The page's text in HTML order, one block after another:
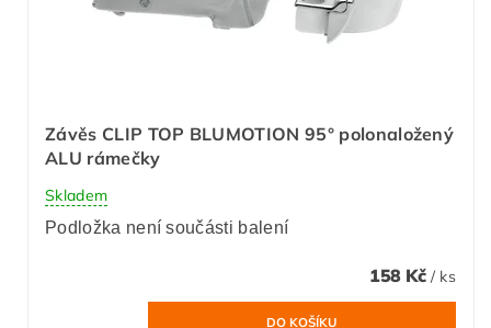
Závěs CLIP TOP BLUMOTION 95° polonaložený
ALU rámečky
Skladem
Podložka není součásti balení
158 Kč / ks